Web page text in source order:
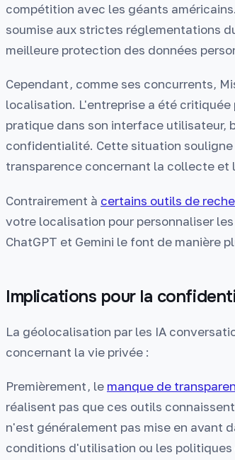
compétition avec les géants
soumise aux strictes réglementations
meilleure protection des données
Cependant, comme ses concurrents,
localisation. L'entreprise a été
pratique dans son interface utilisateur,
confidentialité. Cette situation
transparence concernant la collecte
Contrairement à certains outils de
votre localisation pour personnaliser
ChatGPT et Gemini le font de manière
Implications pour la
La géolocalisation par les IA
concernant la vie privée :
Premièrement, le manque de
réalisent pas que ces outils
n'est généralement pas mise en avant
conditions d'utilisation ou les